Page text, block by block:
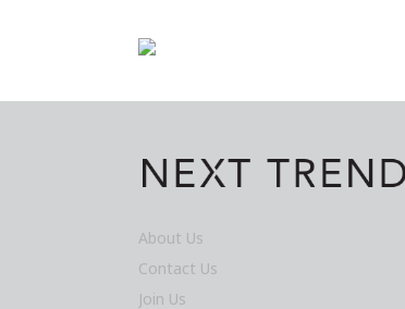
About Us
Contact Us
Join Us